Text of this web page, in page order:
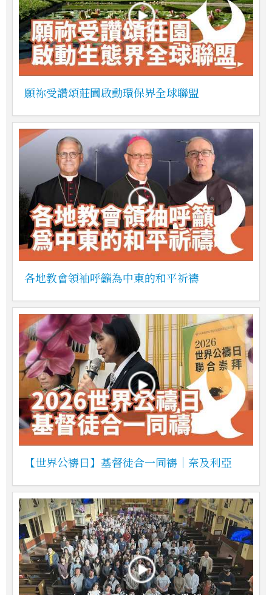
願祢受讚頌莊園啟動環保界全球聯盟
各地教會領袖呼籲為中東的和平祈禱
【世界公禱日】基督徒合一同禱｜奈及利亞